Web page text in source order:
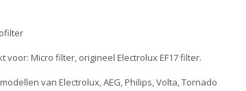
voor: Micro filter, origineel Electrolux EF17 filter.
van Electrolux, AEG, Philips, Volta, Tornado